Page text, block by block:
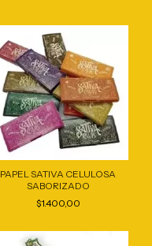
PAPEL SATIVA CELULOSA
SABORIZADO
$1.400,00